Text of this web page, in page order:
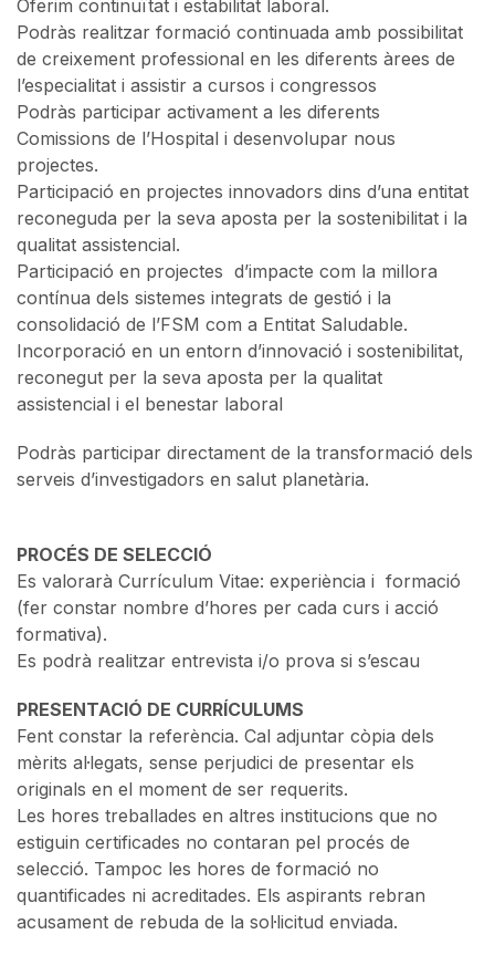
Oferim continuïtat i estabilitat laboral.
Podràs realitzar formació continuada amb possibilitat
de creixement professional en les diferents àrees de
l’especialitat i assistir a cursos i congressos
Podràs participar activament a les diferents
Comissions de l’Hospital i desenvolupar nous
projectes.
Participació en projectes innovadors dins d’una entitat
reconeguda per la seva aposta per la sostenibilitat i la
qualitat assistencial.
Participació en projectes d’impacte com la millora
contínua dels sistemes integrats de gestió i la
consolidació de l’FSM com a Entitat Saludable.
Incorporació en un entorn d’innovació i sostenibilitat,
reconegut per la seva aposta per la qualitat
assistencial i el benestar laboral
Podràs participar directament de la transformació dels
serveis d’investigadors en salut planetària.
PROCÉS DE SELECCIÓ
Es valorarà Currículum Vitae: experiència i formació
(fer constar nombre d’hores per cada curs i acció
formativa).
Es podrà realitzar entrevista i/o prova si s’escau
PRESENTACIÓ DE CURRÍCULUMS
Fent constar la referència. Cal adjuntar còpia dels
mèrits al·legats, sense perjudici de presentar els
originals en el moment de ser requerits.
Les hores treballades en altres institucions que no
estiguin certificades no contaran pel procés de
selecció. Tampoc les hores de formació no
quantificades ni acreditades. Els aspirants rebran
acusament de rebuda de la sol·licitud enviada.